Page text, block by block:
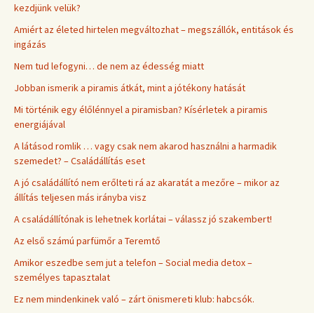
kezdjünk velük?
Amiért az életed hirtelen megváltozhat – megszállók, entitások és
ingázás
Nem tud lefogyni… de nem az édesség miatt
Jobban ismerik a piramis átkát, mint a jótékony hatását
Mi történik egy élőlénnyel a piramisban? Kísérletek a piramis
energiájával
A látásod romlik … vagy csak nem akarod használni a harmadik
szemedet? – Családállítás eset
A jó családállító nem erőlteti rá az akaratát a mezőre – mikor az
állítás teljesen más irányba visz
A családállítónak is lehetnek korlátai – válassz jó szakembert!
Az első számú parfümőr a Teremtő
Amikor eszedbe sem jut a telefon – Social media detox –
személyes tapasztalat
Ez nem mindenkinek való – zárt önismereti klub: habcsók.